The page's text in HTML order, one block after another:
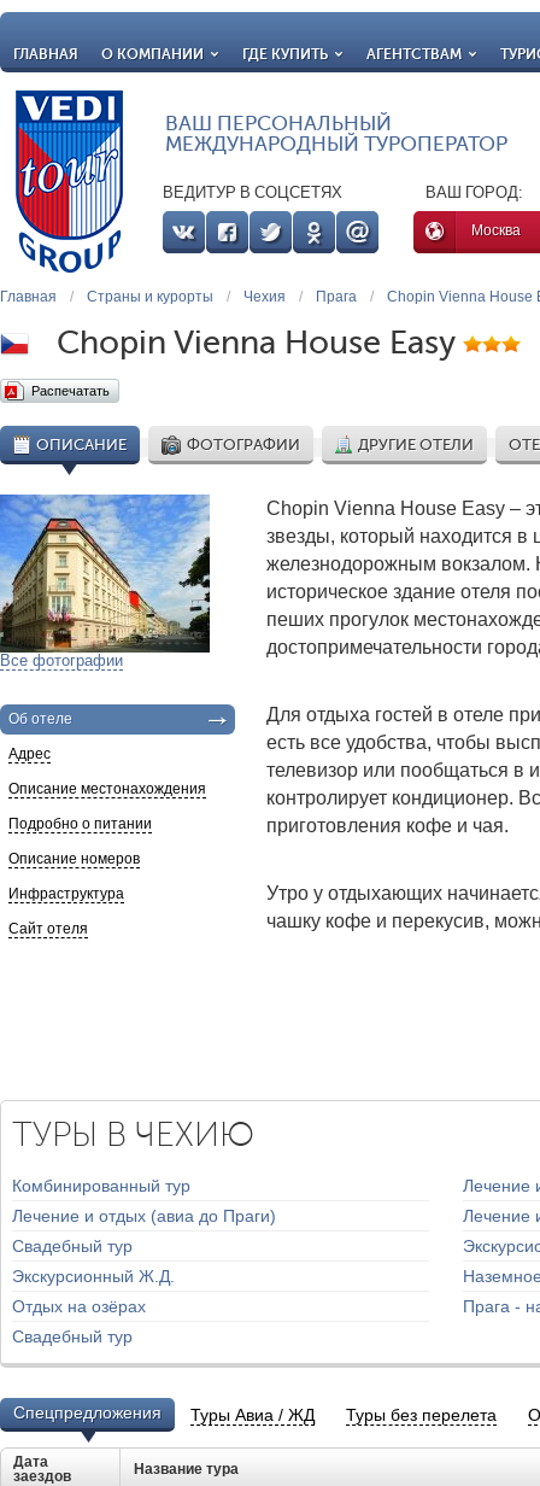
ГЛАВНАЯ О КОМПАНИИ ГДЕ КУПИТЬ АГЕНТСТВАМ
ВАШ ПЕРСОНАЛЬНЫЙ
МЕЖДУНАРОДНЫЙ ТУРОПЕРАТОР
ВЕДИТУР В СОЦСЕТЯХ ВАШ ГОРОД:
Москва
Главная / Страны и курорты / Чехия / Прага / Chopin Vienna House
Chopin Vienna House Easy
Распечатать
ОПИСАНИЕ ФОТОГРАФИИ ДРУГИЕ ОТЕЛИ
Все фотографии
Об отеле
Адрес
Описание местонахождения
Подробно о питании
Описание номеров
Инфраструктура
Сайт отеля
Chopin Vienna House Easy –
звезды, который находится в
железнодорожным вокзалом.
историческое здание отеля
пеших прогулок
достопримечательности
Для отдыха гостей в отеле
есть все удобства, чтобы
телевизор или пообщаться в
контролирует кондиционер.
приготовления кофе и чая.
Утро у отдыхающих
чашку кофе и перекусив,
ТУРЫ В ЧЕХИЮ
Комбинированный тур
Лечение
Лечение и отдых (авиа до Праги)
Лечение
Свадебный тур
Экскурсионный Ж.Д.
Отдых на озёрах
Прага -
Свадебный тур
Спецпредложения Туры Авиа / ЖД Туры без перелета
Дата
заездов
Название тура